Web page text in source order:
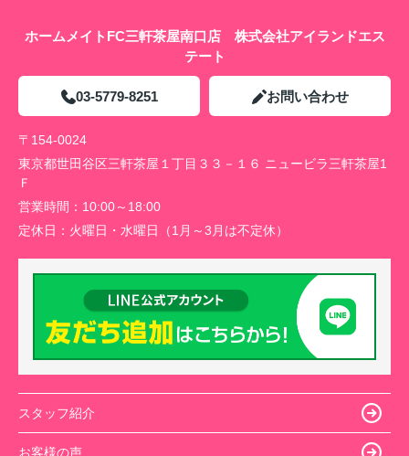
ホームメイトFC三軒茶屋南口店 株式会社アイランドエス
テート
03-5779-8251 お問い合わせ
〒154-0024
東京都世田谷区三軒茶屋１丁目３３－１６ ニュービラ三軒茶屋1
Ｆ
営業時間： 10:00～18:00
定休日： 火曜日・水曜日（1月～3月は不定休）
スタッフ紹介
お客様の声